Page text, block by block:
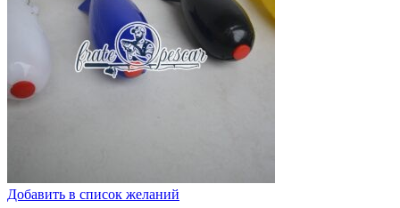
Добавить в список желаний